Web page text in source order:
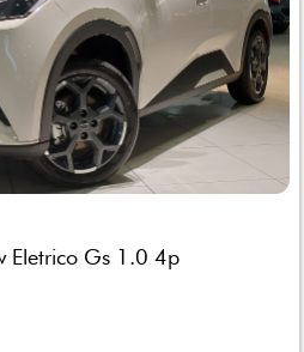
Eletrico Gs 1.0 4p